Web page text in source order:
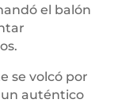
el balón
se volcó por
auténtico